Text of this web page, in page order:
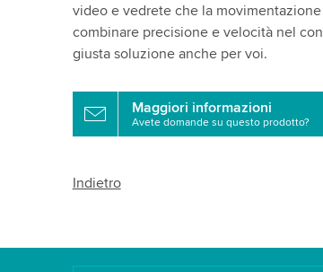
video e vedrete che la
combinare precisione e velocità nel
giusta soluzione anche per voi.
Maggiori informazioni
Avete domande su questo prodotto?
Indietro